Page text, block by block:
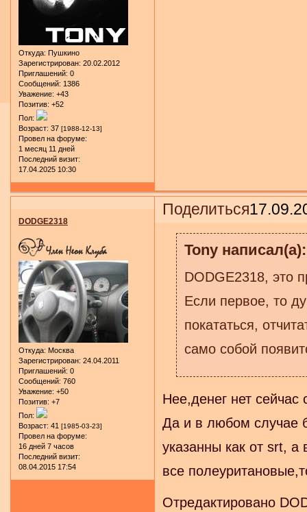
Откуда: Пушкино
Зарегистрирован: 20.02.2012
Приглашений: 0
Сообщений: 1386
Уважение: +43
Позитив: +52
Пол:
Возраст: 37 [1988-12-13]
Провел на форуме:
1 месяц 11 дней
Последний визит:
17.04.2025 10:30
Поделиться
DODGE2318
Откуда: Москва
Зарегистрирован: 24.04.2011
Приглашений: 0
Сообщений: 760
Уважение: +50
Позитив: +7
Пол:
Возраст: 41 [1985-03-23]
Провел на форуме:
16 дней 7 часов
Последний визит:
08.04.2015 17:54
Tony написал(а):
DODGE2318, это
Если первое, то
покататься,
само собой
Нее,денег нет сейчас
Да и в любом случае
указанны как от srt, а
все
Отредактировано